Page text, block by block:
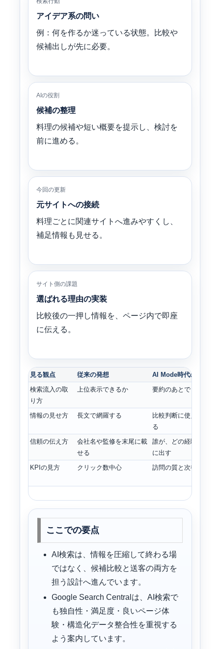
アイデア系の問い
例：何を作るか迷っている状態。比較や
候補出しが先に必要。
AIの役割
候補の整理
料理の候補や短い概要を提示し、検討を
前に進める。
今回の更新
元サイトへの接続
料理ごとに関連サイトへ進みやすくし、
補足情報も見せる。
サイト側の課題
選ばれる理由の実装
比較後の一押し情報を、ページ内で即座
に伝える。
見る観点 従来の発想
AI Mode時代の発想
検索流入の取
り方
上位表示できるか 要約のあとでも選ばれ
情報の見せ方 長文で網羅する
比較判断に使える粒度
る
信頼の伝え方
会社名や監修を末尾に載
せる
誰が、どの経験で書い
に出す
KPIの見方
クリック数中心 訪問の質と次行動も重
ここでの要点
AI検索は、情報を圧縮して終わる場
ではなく、候補比較と送客の両方を
担う設計へ進んでいます。
Google Search Centralは、AI検索で
も独自性・満足度・良いページ体
験・構造化データ整合性を重視する
よう案内しています。